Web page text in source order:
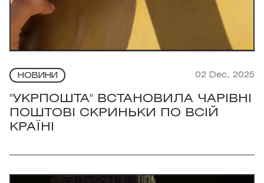
НОВИНИ 02 Dec, 2025
"УКРПОШТА" ВСТАНОВИЛА ЧАРІВНІ
ПОШТОВІ СКРИНЬКИ ПО ВСІЙ
КРАЇНІ